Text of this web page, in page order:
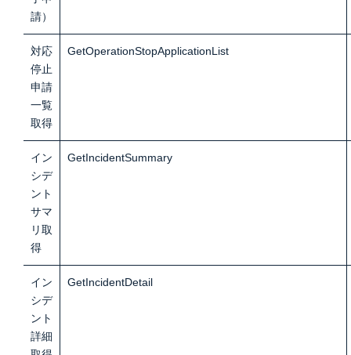
請）
対応
停止
申請
一覧
取得
GetOperationStopApplicationList
イン
シデ
ント
サマ
リ取
得
GetIncidentSummary
イン
シデ
ント
詳細
GetIncidentDetail